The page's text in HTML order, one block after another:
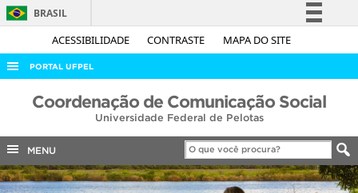
ACESSIBILIDADE CONTRASTE MAPA DO SITE
BRASIL
Simplifique!
Acesso à informação
Legislação
Canais
PORTAL UFPEL
ACESSO À INFORMAÇÃO
COBALTO
CONCURSOS
Coordenação de Comunicação Social
Universidade Federal de Pelotas
MENU